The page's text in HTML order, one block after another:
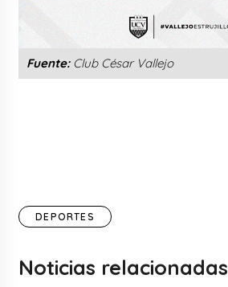
Fuente:Club César Vallejo
DEPORTES
Noticias relacionadas